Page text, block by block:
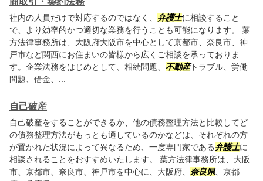
社内の人員だけで対応するのではなく、 弁護士に相談すること
で、より効率的かつ適切な業務を行うことも可能になります。 葉
方法律事務所は、大阪府大阪市を中心として京都市、奈良市、神
戸市など関西にお住まいの皆様から広くご相談を承っておりま
す。企業法務をはじめとして、相続問題、 不動産トラブル、労働
問題、借金、...
自己破産
自己破産をすることができるか、他の債務整理方法と比較してど
の債務整理方法がもっとも適しているのかなどは、それぞれの方
が置かれた状況によって異なるため、一度専門家である弁護士に
相談されることをおすすめいたします。 葉方法律事務所は、大阪
市、京都市、奈良市、神戸市を中心に、大阪府、 奈良県、京都